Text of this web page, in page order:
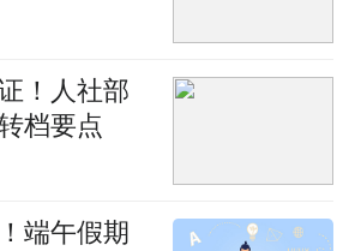
！人社部
档要点
端午假期